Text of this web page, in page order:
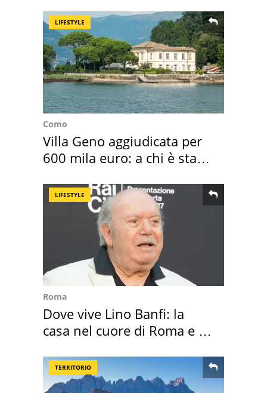
LIFESTYLE
Como
Villa Geno aggiudicata per
600 mila euro: a chi è stata
LIFESTYLE
Roma
Dove vive Lino Banfi: la
casa nel cuore di Roma e i
TERRITORIO